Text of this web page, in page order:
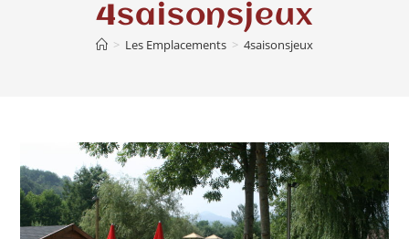
4saisonsjeux
> Les Emplacements > 4saisonsjeux